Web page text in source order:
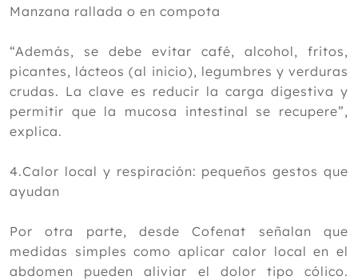
Manzana rallada o en compota
“Además, se debe evitar café, alcohol, fritos,
picantes, lácteos (al inicio), legumbres y verduras
crudas. La clave es reducir la carga digestiva y
permitir que la mucosa intestinal se recupere”,
explica.
4.Calor local y respiración: pequeños gestos que
ayudan
Por otra parte, desde Cofenat señalan que
medidas simples como aplicar calor local en el
abdomen pueden aliviar el dolor tipo cólico.